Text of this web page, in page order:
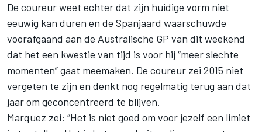
De coureur weet echter dat zijn huidige vorm niet
eeuwig kan duren en de Spanjaard waarschuwde
voorafgaand aan de Australische GP van dit weekend
dat het een kwestie van tijd is voor hij “meer slechte
momenten” gaat meemaken. De coureur zei 2015 niet
vergeten te zijn en denkt nog regelmatig terug aan dat
jaar om geconcentreerd te blijven.
Marquez zei: “Het is niet goed om voor jezelf een limiet